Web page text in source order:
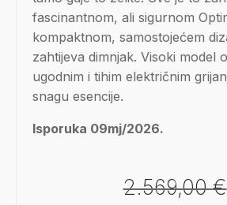
fascinantnom, ali sigurnom
kompaktnom, samostojećem
zahtijeva dimnjak. Visoki model
ugodnim i tihim električnim
snagu esencije.
Isporuka 09mj/2026.
2.569,00€